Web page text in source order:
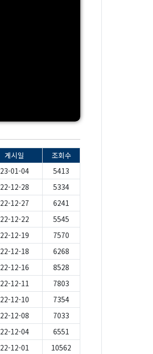
게시일
조회수
23-01-04
5413
22-12-28
5334
22-12-27
6241
22-12-22
5545
22-12-19
7570
22-12-18
6268
22-12-16
8528
22-12-11
7803
22-12-10
7354
22-12-08
7033
22-12-04
6551
22-12-01
10562